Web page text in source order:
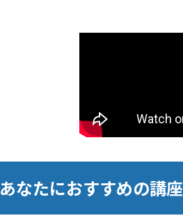
あなたにおすすめの講座